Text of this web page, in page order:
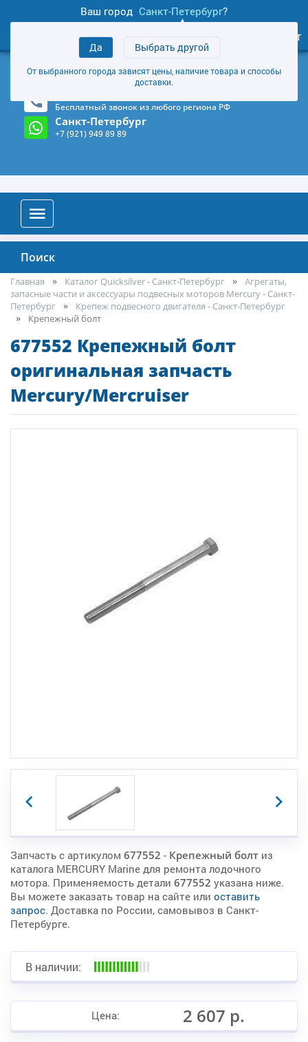
Ваш город Санкт-Петербург?
Да Выбрать другой
От выбранного города зависят цены, наличие товара и способы
доставки.
товаров
Личный кабинет
+7 (921) 949 89 89
Магазин и склад в Санкт-Петербурге (Карта)
Бесплатный звонок из любого региона РФ
Санкт-Петербург
+7 (921) 949 89 89
Поиск
Главная Каталог Quicksilver - Санкт-Петербург
Агрегаты,
запасные части и аксессуары подвесных моторов Mercury - Санкт-
Петербург
Крепеж подвесного двигателя - Санкт-Петербург
Крепежный болт
677552 Крепежный болт
оригинальная запчасть
Mercury/Mercruiser
Запчасть с артикулом 677552 - Крепежный болт из
каталога MERCURY Marine для ремонта лодочного
мотора. Применяемость детали 677552 указана ниже.
Вы можете заказать товар на сайте или оставить
запрос. Доставка по России, самовывоз в Санкт-
Петербурге.
В наличии:
Цена: 2 607 р.